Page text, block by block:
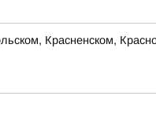
Красненском,